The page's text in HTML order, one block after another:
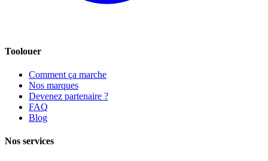
Toolouer
Comment ça marche
Nos marques
Devenez partenaire ?
FAQ
Blog
Nos services